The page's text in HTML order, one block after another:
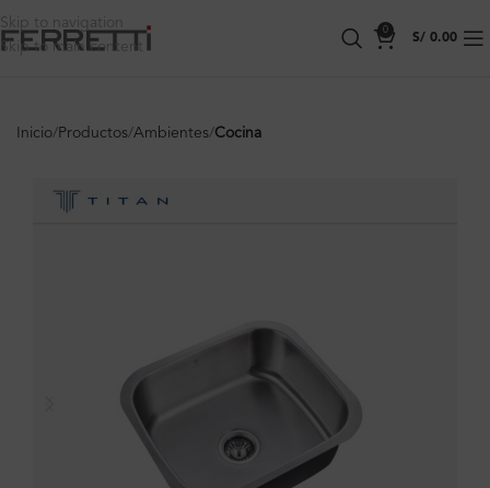
Skip to navigation
Skip to main content
0
S/ 0.00
Inicio Productos Ambientes Cocina